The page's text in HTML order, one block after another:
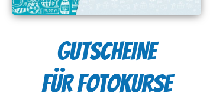
GUTSCHEINE
FÜR FOTOKURSE